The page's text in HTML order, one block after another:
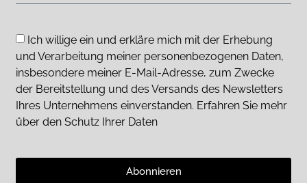
Ich willige ein und erkläre mich mit der Erhebung
und Verarbeitung meiner personenbezogenen Daten,
insbesondere meiner E-Mail-Adresse, zum Zwecke
der Bereitstellung und des Versands des Newsletters
Ihres Unternehmens einverstanden. Erfahren Sie mehr
über den Schutz Ihrer Daten
Abonnieren